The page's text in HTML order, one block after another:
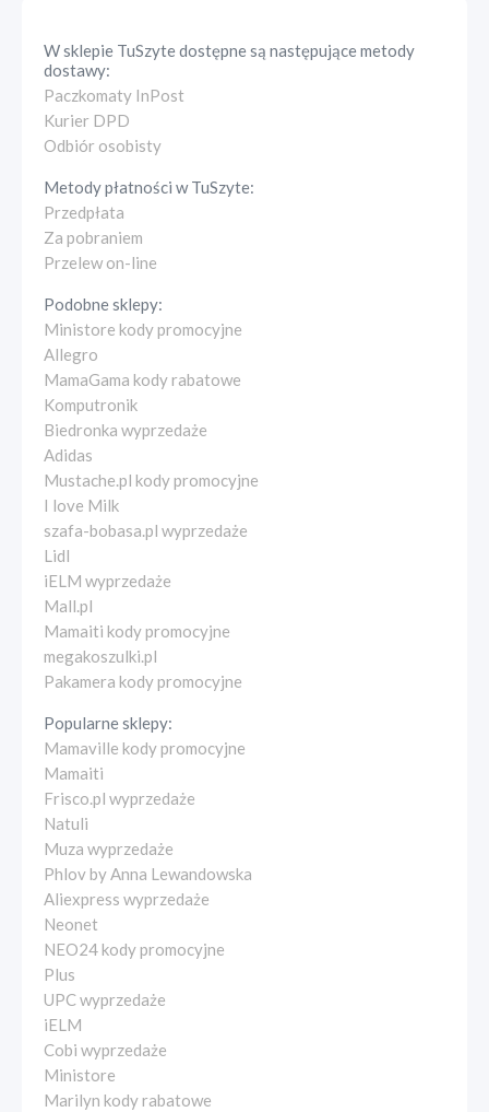
W sklepie TuSzytedostępne są następujące metody
dostawy:
Paczkomaty InPost
Kurier DPD
Odbiór osobisty
Metody płatności wTuSzyte:
Przedpłata
Za pobraniem
Przelew on-line
Podobne sklepy:
Ministore kody promocyjne
Allegro
MamaGama kody rabatowe
Komputronik
Biedronka wyprzedaże
Adidas
Mustache.pl kody promocyjne
I love Milk
szafa-bobasa.pl wyprzedaże
Lidl
iELM wyprzedaże
Mall.pl
Mamaiti kody promocyjne
megakoszulki.pl
Pakamera kody promocyjne
Popularne sklepy:
Mamaville kody promocyjne
Mamaiti
Frisco.pl wyprzedaże
Natuli
Muza wyprzedaże
Phlov by Anna Lewandowska
Aliexpress wyprzedaże
Neonet
NEO24 kody promocyjne
Plus
UPC wyprzedaże
iELM
Cobi wyprzedaże
Ministore
Marilyn kody rabatowe